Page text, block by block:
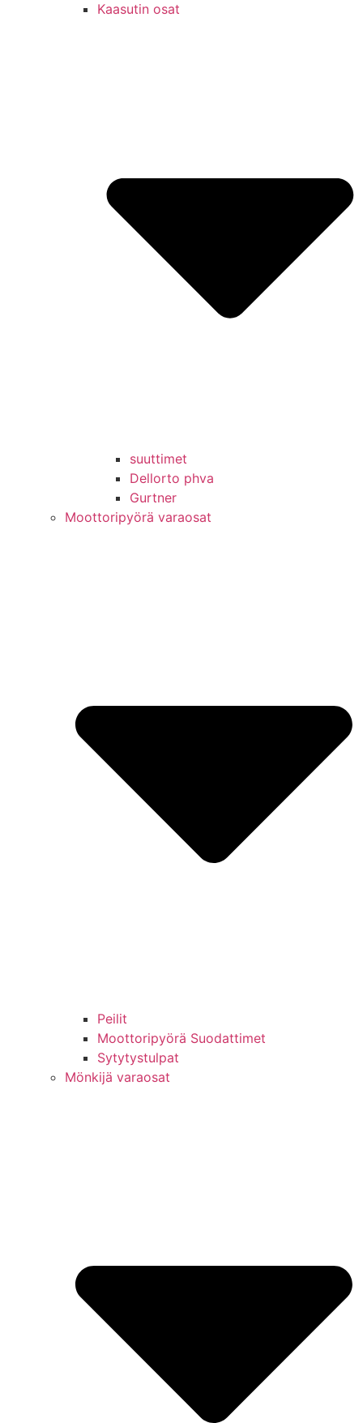
Kaasutin osat
suuttimet
Dellorto phva
Gurtner
Moottoripyörä varaosat
Peilit
Moottoripyörä Suodattimet
Sytytystulpat
Mönkijä varaosat